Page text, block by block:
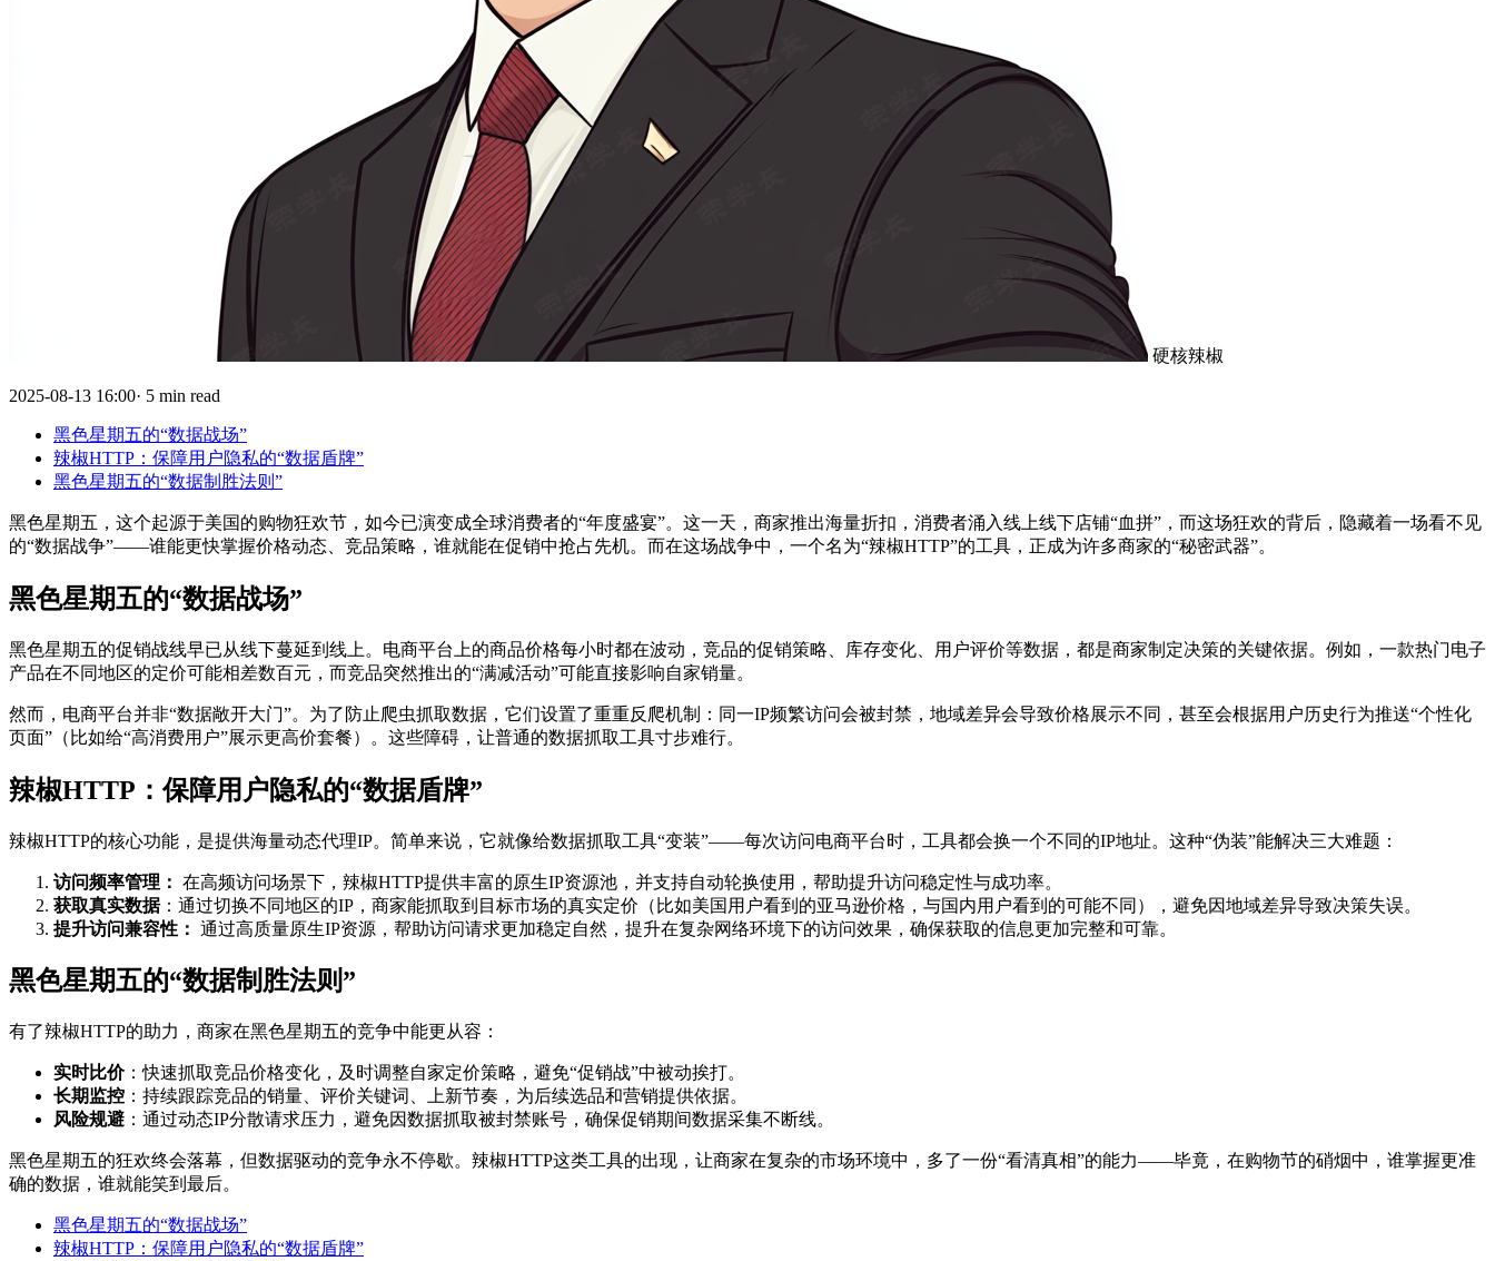
硬核辣椒
2025-08-13 16:00· 5 min read
黑色星期五的“数据战场”
辣椒HTTP：保障用户隐私的“数据盾牌”
黑色星期五的“数据制胜法则”
黑色星期五，这个起源于美国的购物狂欢节，如今已演变成全球消费者的“年度盛宴”。这一天，商家推出海量折扣，消费者涌入线上线下店铺“血拼”，而这场狂欢的背后，隐藏着一场看不见
的“数据战争”——谁能更快掌握价格动态、竞品策略，谁就能在促销中抢占先机。而在这场战争中，一个名为“辣椒HTTP”的工具，正成为许多商家的“秘密武器”。
黑色星期五的“数据战场”
黑色星期五的促销战线早已从线下蔓延到线上。电商平台上的商品价格每小时都在波动，竞品的促销策略、库存变化、用户评价等数据，都是商家制定决策的关键依据。例如，一款热门电子
产品在不同地区的定价可能相差数百元，而竞品突然推出的“满减活动”可能直接影响自家销量。
然而，电商平台并非“数据敞开大门”。为了防止爬虫抓取数据，它们设置了重重反爬机制：同一IP频繁访问会被封禁，地域差异会导致价格展示不同，甚至会根据用户历史行为推送“个性化
页面”（比如给“高消费用户”展示更高价套餐）。这些障碍，让普通的数据抓取工具寸步难行。
辣椒HTTP：保障用户隐私的“数据盾牌”
辣椒HTTP的核心功能，是提供海量动态代理IP。简单来说，它就像给数据抓取工具“变装”——每次访问电商平台时，工具都会换一个不同的IP地址。这种“伪装”能解决三大难题：
访问频率管理： 在高频访问场景下，辣椒HTTP提供丰富的原生IP资源池，并支持自动轮换使用，帮助提升访问稳定性与成功率。
获取真实数据：通过切换不同地区的IP，商家能抓取到目标市场的真实定价（比如美国用户看到的亚马逊价格，与国内用户看到的可能不同），避免因地域差异导致决策失误。
提升访问兼容性： 通过高质量原生IP资源，帮助访问请求更加稳定自然，提升在复杂网络环境下的访问效果，确保获取的信息更加完整和可靠。
黑色星期五的“数据制胜法则”
有了辣椒HTTP的助力，商家在黑色星期五的竞争中能更从容：
实时比价：快速抓取竞品价格变化，及时调整自家定价策略，避免“促销战”中被动挨打。
长期监控 ：持续跟踪竞品的销量、评价关键词、上新节奏，为后续选品和营销提供依据。
风险规避 ：通过动态IP分散请求压力，避免因数据抓取被封禁账号，确保促销期间数据采集不断线。
黑色星期五的狂欢终会落幕，但数据驱动的竞争永不停歇。辣椒HTTP这类工具的出现，让商家在复杂的市场环境中，多了一份“看清真相”的能力——毕竟，在购物节的硝烟中，谁掌握更准
确的数据，谁就能笑到最后。
黑色星期五的“数据战场”
辣椒HTTP：保障用户隐私的“数据盾牌”